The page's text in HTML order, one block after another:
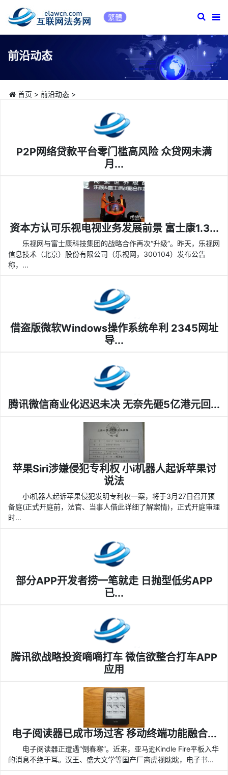
繁體
前沿动态
首页 > 前沿动态>
P2P网络贷款平台零门槛高风险 众贷网未满
月...
资本方认可乐视电视业务发展前景 富士康1.3...
乐视网与富士康科技集团的战略合作再次“升级”。昨天，乐视网
信息技术（北京）股份有限公司（乐视网，300104）发布公告
称，...
借盗版微软Windows操作系统牟利 2345网址
导...
腾讯微信商业化迟迟未决 无奈先砸5亿港元回...
苹果Siri涉嫌侵犯专利权 小i机器人起诉苹果讨
说法
小i机器人起诉苹果侵犯发明专利权一案，将于3月27日召开预
备庭(正式开庭前，法官、当事人借此详细了解案情)，正式开庭审理
时...
部分APP开发者捞一笔就走 日抛型低劣APP
已...
腾讯欲战略投资嘀嘀打车 微信欲整合打车APP
应用
电子阅读器已成市场过客 移动终端功能融合...
电子阅读器正遭遇“倒春寒”。近来，亚马逊Kindle Fire平板入华
的消息不绝于耳。汉王、盛大文学等国产厂商虎视眈眈，电子书...